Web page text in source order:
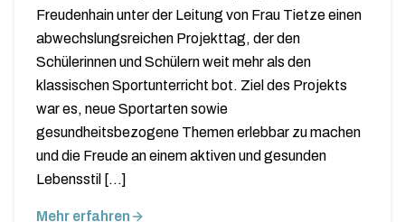
Freudenhain unter der Leitung von Frau Tietze einen
abwechslungsreichen Projekttag, der den
Schülerinnen und Schülern weit mehr als den
klassischen Sportunterricht bot. Ziel des Projekts
war es, neue Sportarten sowie
gesundheitsbezogene Themen erlebbar zu machen
und die Freude an einem aktiven und gesunden
Lebensstil […]
Mehr erfahren